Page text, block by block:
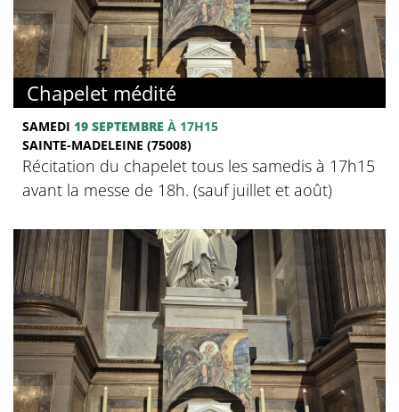
Chapelet médité
SAMEDI 19 SEPTEMBRE À 17H15
SAINTE-MADELEINE (75008)
Récitation du chapelet tous les samedis à 17h15
avant la messe de 18h. (sauf juillet et août)